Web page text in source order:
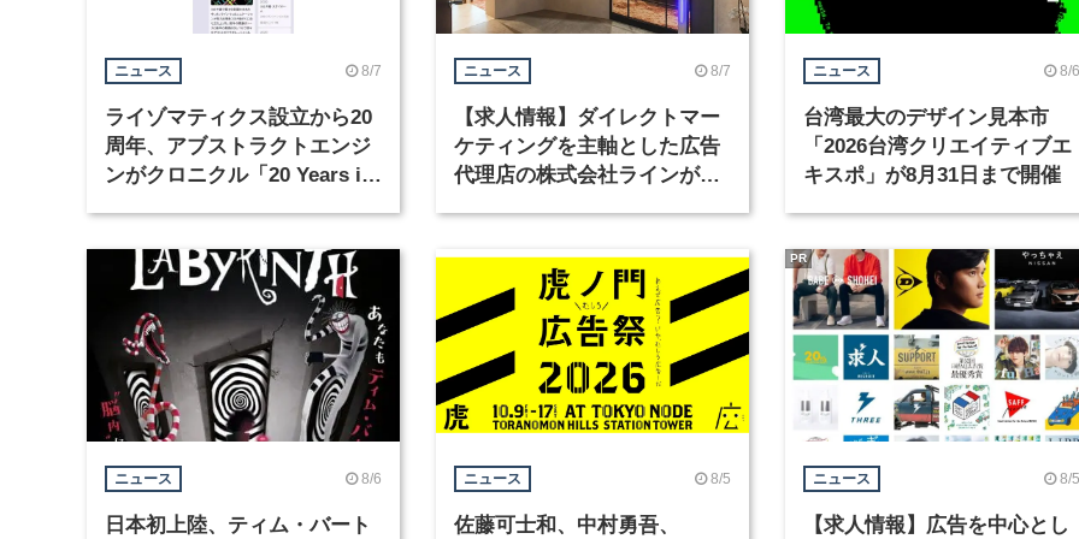
ニュース 8/7
ライゾマティクス設立から20
周年、アブストラクトエンジ
ンがクロニクル「20 Years in
ニュース 8/7
【求人情報】ダイレクトマー
ケティングを主軸とした広告
代理店の株式会社ラインが、
ニュース 8/6
台湾最大のデザイン見本市
「2026台湾クリエイティブエ
キスポ」が8月31日まで開催
ニュース 8/6
日本初上陸、ティム・バート
ニュース 8/5
佐藤可士和、中村勇吾、
ニュース 8/5
【求人情報】広告を中心とし
PR